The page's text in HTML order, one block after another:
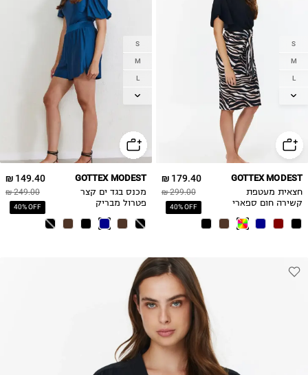
S
M
L
XL
179.40 ₪
299.00 ₪
40% OFF
GOTTEX MODEST
חצאית מעטפת
קשירה חום ספארי
S
M
L
XL
149.40 ₪
249.00 ₪
40% OFF
GOTTEX MODEST
מכנס בגד ים קצר
פטרול מבריק